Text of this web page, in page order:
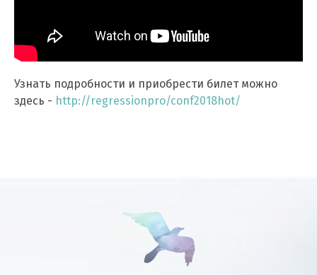
Узнать подробности и приобрести билет можно
здесь - http://regressionpro/conf2018hot/